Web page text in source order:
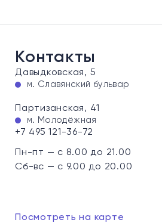
Контакты
Давыдковская, 5
м. Славянский бульвар
Партизанская, 41
м. Молодёжная
+7 495 121-36-72
Пн-пт — с 8.00 до 21.00
Сб-вс — с 9.00 до 20.00
Посмотреть на карте